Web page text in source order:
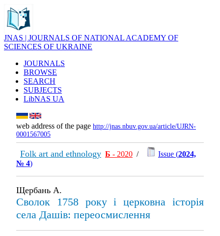
JNAS | JOURNALS OF NATIONAL ACADEMY OF
SCIENCES OF UKRAINE
JOURNALS
BROWSE
SEARCH
SUBJECTS
LibNAS UA
web address of the page http://jnas.nbuv.gov.ua/article/UJRN-
0001567005
Folk art and ethnology Б - 2020 / Issue (2024,
№ 4)
Щербань А.
Сволок 1758 року і церковна історія
села Дашів: переосмислення